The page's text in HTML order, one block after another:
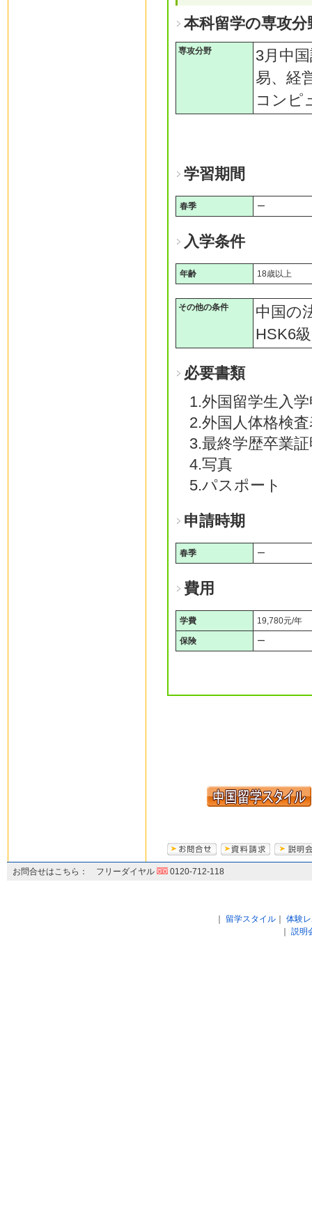
本科留学の専攻分
専攻分野
3月中
易、経
コンピ
学習期間
春季 ー
入学条件
年齢 18歳以上
その他の条件
中国の
HSK6
必要書類
1.外国留学生入
2.外国人体格検
3.最終学歴卒業
4.写真
5.パスポート
申請時期
春季 ー
費用
学費 19,780元/年
保険 ー
お問合せはこちら： フリーダイヤル 0120-712-118
留学スタイル｜ 体験
説明